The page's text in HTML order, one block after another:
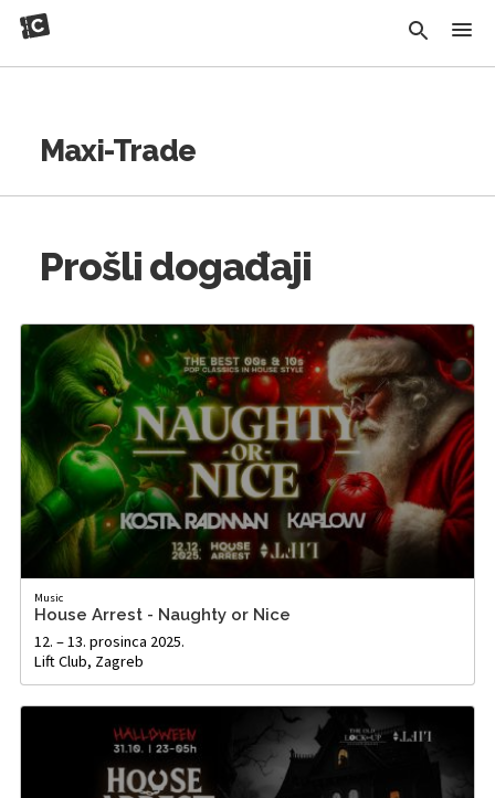
Maxi-Trade
Prošli događaji
Music
House Arrest - Naughty or Nice
12. – 13. prosinca 2025.
Lift Club, Zagreb